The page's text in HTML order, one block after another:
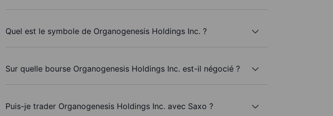
Quel est le symbole de Organogenesis Holdings Inc. ?
Sur quelle bourse Organogenesis Holdings Inc. est-il négocié ?
Puis-je trader Organogenesis Holdings Inc. avec Saxo ?